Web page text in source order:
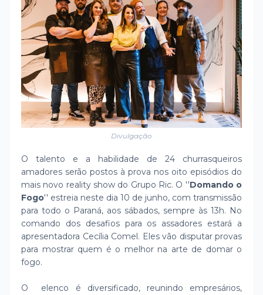
Divulgação
O talento e a habilidade de 24 churrasqueiros
amadores serão postos à prova nos oito episódios do
mais novo reality show do Grupo Ric. O ''Domando o
Fogo'' estreia neste dia 10 de junho, com transmissão
para todo o Paraná, aos sábados, sempre às 13h. No
comando dos desafios para os assadores estará a
apresentadora Cecília Comel. Eles vão disputar provas
para mostrar quem é o melhor na arte de domar o
fogo.
O elenco é diversificado, reunindo empresários,